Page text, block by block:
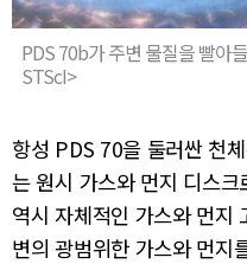
PDS 70b가 주변 물질을 빨아
STScI>
항성 PDS 70을 둘러싼 천
는 원시 가스와 먼지 디스
역시 자체적인 가스와 먼지
변의 광범위한 가스와 먼지